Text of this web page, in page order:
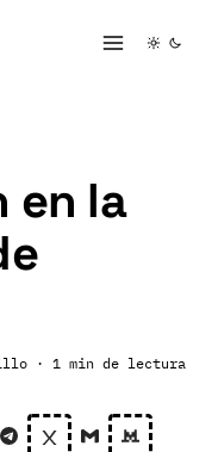
en la
· 1 min de lectura